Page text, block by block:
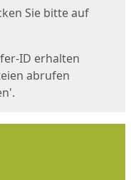
Sie bitte auf
ID erhalten
abrufen